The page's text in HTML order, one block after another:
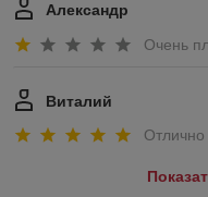
Александр
Очень
Виталий
Отлично